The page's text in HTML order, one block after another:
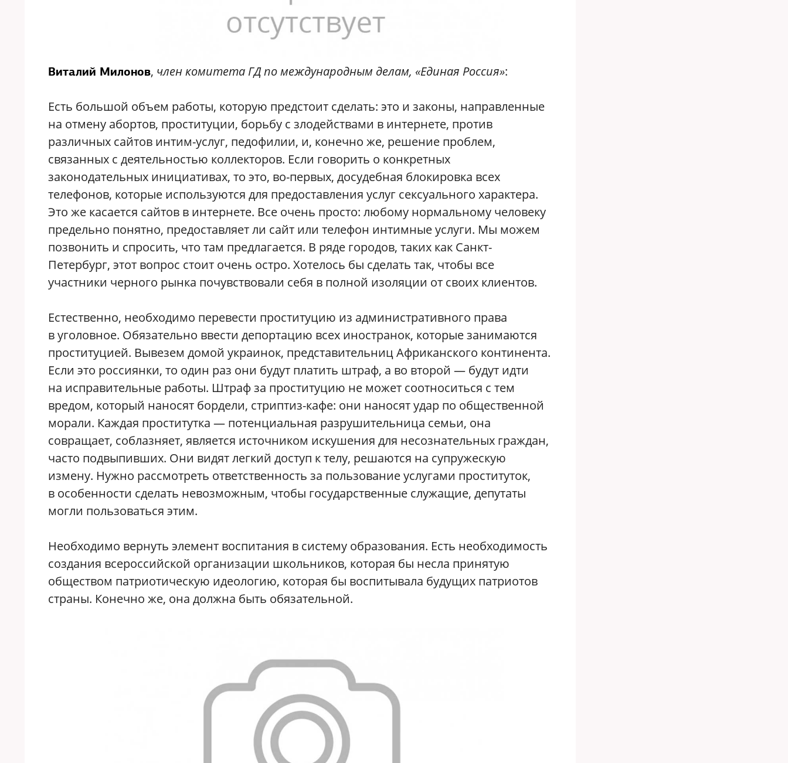
Виталий Милонов, член комитета ГД по международным делам, «Единая Россия»:
Есть большой объем работы, которую предстоит сделать: это и законы, направленные
на отмену абортов, проституции, борьбу с злодействами в интернете, против
различных сайтов интим-услуг, педофилии, и, конечно же, решение проблем,
связанных с деятельностью коллекторов. Если говорить о конкретных
законодательных инициативах, то это, во-первых, досудебная блокировка всех
телефонов, которые используются для предоставления услуг сексуального характера.
Это же касается сайтов в интернете. Все очень просто: любому нормальному человеку
предельно понятно, предоставляет ли сайт или телефон интимные услуги. Мы можем
позвонить и спросить, что там предлагается. В ряде городов, таких как Санкт-
Петербург, этот вопрос стоит очень остро. Хотелось бы сделать так, чтобы все
участники черного рынка почувствовали себя в полной изоляции от своих клиентов.
Естественно, необходимо перевести проституцию из административного права
в уголовное. Обязательно ввести депортацию всех иностранок, которые занимаются
проституцией. Вывезем домой украинок, представительниц Африканского континента.
Если это россиянки, то один раз они будут платить штраф, а во второй — будут идти
на исправительные работы. Штраф за проституцию не может соотноситься с тем
вредом, который наносят бордели, стриптиз-кафе: они наносят удар по общественной
морали. Каждая проститутка — потенциальная разрушительница семьи, она
совращает, соблазняет, является источником искушения для несознательных граждан,
часто подвыпивших. Они видят легкий доступ к телу, решаются на супружескую
измену. Нужно рассмотреть ответственность за пользование услугами проституток,
в особенности сделать невозможным, чтобы государственные служащие, депутаты
могли пользоваться этим.
Необходимо вернуть элемент воспитания в систему образования. Есть необходимость
создания всероссийской организации школьников, которая бы несла принятую
обществом патриотическую идеологию, которая бы воспитывала будущих патриотов
страны. Конечно же, она должна быть обязательной.